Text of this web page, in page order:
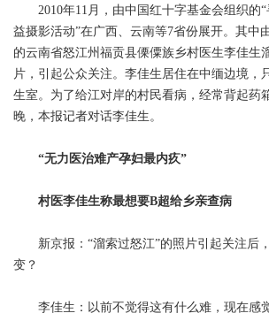
2010年11月，由中国红十字基金会组织的“
益摄影活动”在广西、云南等7省份展开。其中
的云南省怒江州福贡县傈僳族乡村医生李佳生
片，引起公众关注。李佳生居住在中缅边境，
生室。为了给江对岸的村民看病，经常背起药
晚，本报记者对话李佳生。
“无力医治难产孕妇最内疚”
村医李佳生称最想要B超给乡亲查病
新京报：“溜索过怒江”的照片引起关注后
变？
李佳生：以前不觉得这有什么难，现在感